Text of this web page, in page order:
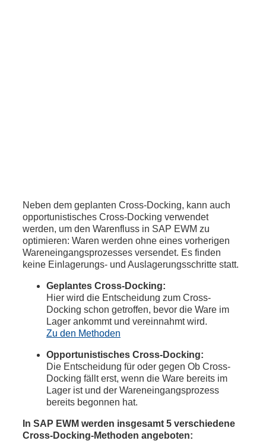
Neben dem geplanten Cross-Docking, kann auch
opportunistisches Cross-Docking verwendet
werden, um den Warenfluss in SAP EWM zu
optimieren: Waren werden ohne eines vorherigen
Wareneingangsprozesses versendet. Es finden
keine Einlagerungs- und Auslagerungsschritte statt.
Geplantes Cross-Docking:
Hier wird die Entscheidung zum Cross-
Docking schon getroffen, bevor die Ware im
Lager ankommt und vereinnahmt wird.
Zu den Methoden
Opportunistisches Cross-Docking:
Die Entscheidung für oder gegen Ob Cross-
Docking fällt erst, wenn die Ware bereits im
Lager ist und der Wareneingangsprozess
bereits begonnen hat.
In SAP EWM werden insgesamt 5 verschiedene
Cross-Docking-Methoden angeboten: